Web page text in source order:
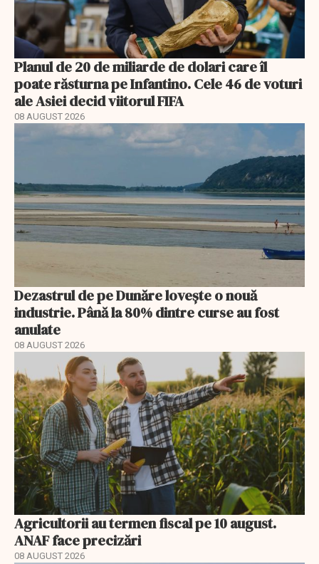
Planul de 20 de miliarde de dolari care îl
poate răsturna pe Infantino. Cele 46 de voturi
ale Asiei decid viitorul FIFA
08 AUGUST 2026
Dezastrul de pe Dunăre lovește o nouă
industrie. Până la 80% dintre curse au fost
anulate
08 AUGUST 2026
Agricultorii au termen fiscal pe 10 august.
ANAF face precizări
08 AUGUST 2026